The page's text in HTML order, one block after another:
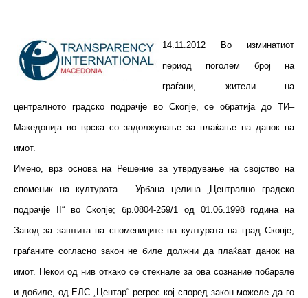
14.11.2012 Во изминатиот
период поголем број на
граѓани, жители на
централното градско подрачје во Скопје, се обратија до ТИ–
Македонија во врска со задолжување за плаќање на данок на
имот.
Имено, врз основа на Решение за утврдување на својство на
споменик на културата – Урбана целина „Централно градско
подрачје II“ во Скопје; бр.0804-259/1 од 01.06.1998 година на
Завод за заштита на спомениците на културата на град Скопје,
граѓаните согласно закон не биле должни да плаќаат данок на
имот. Некои од нив откако се стекнале за ова сознание побарале
и добиле, од ЕЛС „Центар“ регрес кој според закон можеле да го